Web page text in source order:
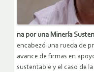
na por una Minería
encabezó una rueda de
avance de firmas en
sustentable y el caso de